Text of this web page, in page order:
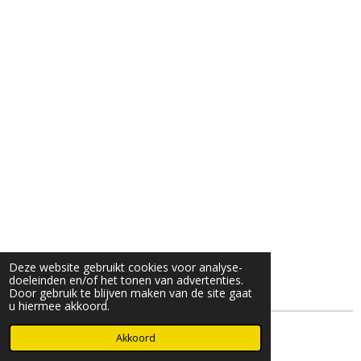
Deze website gebruikt cookies voor analyse-
doeleinden en/of het tonen van advertenties.
Door gebruik te blijven maken van de site gaat
u hiermee akkoord.
Akkoord
© 2025- 2026 Djöz mode